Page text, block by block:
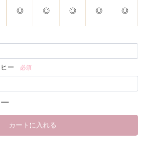
◎ ◎ ◎ ◎ ◎
ー 必須
カートに入れる